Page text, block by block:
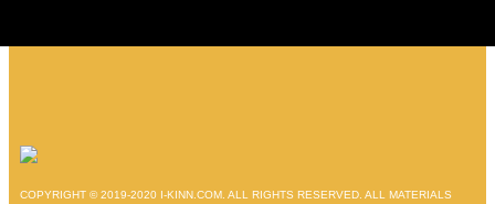
COPYRIGHT © 2019-2020 I-KINN.COM. ALL RIGHTS RESERVED. ALL MATERIALS